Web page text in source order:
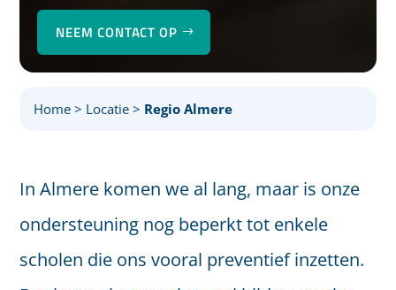
NEEM CONTACT OP
Home > Locatie > Regio Almere
In Almere komen we al lang, maar is onze
ondersteuning nog beperkt tot enkele
scholen die ons vooral preventief inzetten.